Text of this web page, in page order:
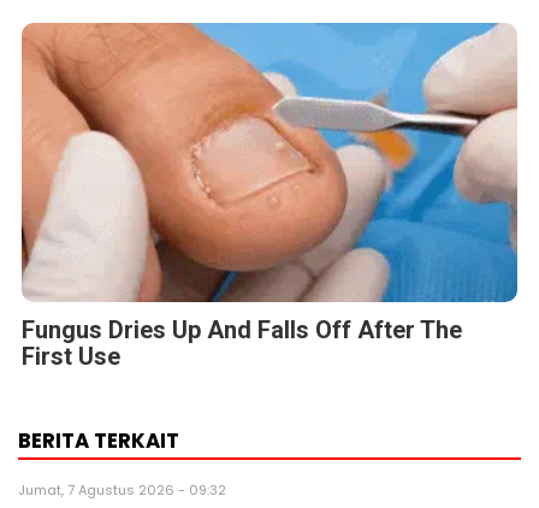
Fungus Dries Up And Falls Off After The
First Use
BERITA TERKAIT
Jumat, 7 Agustus 2026 - 09:32